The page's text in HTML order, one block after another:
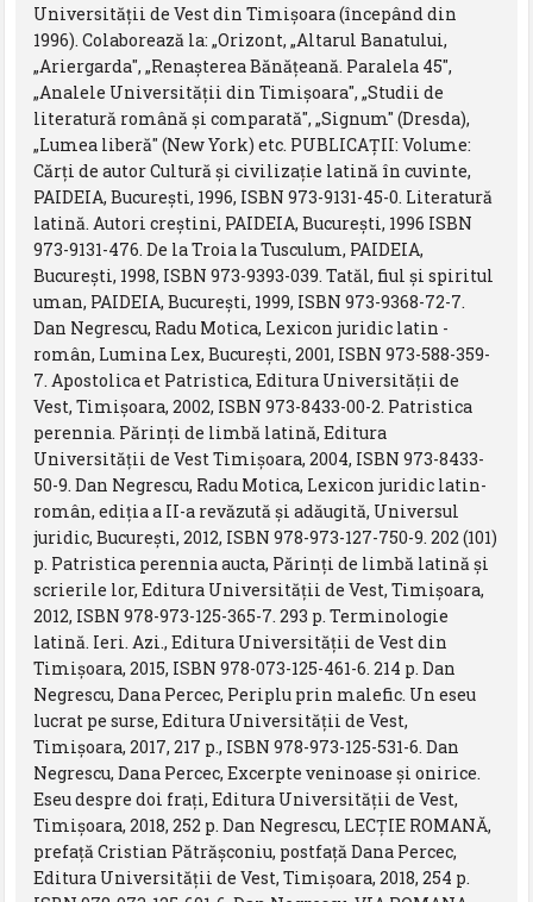
Universităţii de Vest din Timişoara (începând din
1996). Colaborează la: „Orizont, „Altarul Banatului,
„Ariergarda", „Renaşterea Bănăţeană. Paralela 45",
„Analele Universităţii din Timişoara", „Studii de
literatură română şi comparată", „Signum" (Dresda),
„Lumea liberă" (New York) etc. PUBLICAȚII: Volume:
Cărţi de autor Cultură şi civilizaţie latină în cuvinte,
PAIDEIA, Bucureşti, 1996, ISBN 973-9131-45-0. Literatură
latină. Autori creştini, PAIDEIA, Bucureşti, 1996 ISBN
973-9131-476. De la Troia la Tusculum, PAIDEIA,
Bucureşti, 1998, ISBN 973-9393-039. Tatăl, fiul şi spiritul
uman, PAIDEIA, Bucureşti, 1999, ISBN 973-9368-72-7.
Dan Negrescu, Radu Motica, Lexicon juridic latin -
român, Lumina Lex, Bucureşti, 2001, ISBN 973-588-359-
7. Apostolica et Patristica, Editura Universităţii de
Vest, Timişoara, 2002, ISBN 973-8433-00-2. Patristica
perennia. Părinţi de limbă latină, Editura
Universităţii de Vest Timişoara, 2004, ISBN 973-8433-
50-9. Dan Negrescu, Radu Motica, Lexicon juridic latin-
român, ediţia a II-a revăzută şi adăugită, Universul
juridic, Bucureşti, 2012, ISBN 978-973-127-750-9. 202 (101)
p. Patristica perennia aucta, Părinţi de limbă latină şi
scrierile lor, Editura Universităţii de Vest, Timişoara,
2012, ISBN 978-973-125-365-7. 293 p. Terminologie
latină. Ieri. Azi., Editura Universității de Vest din
Timișoara, 2015, ISBN 978-073-125-461-6. 214 p. Dan
Negrescu, Dana Percec, Periplu prin malefic. Un eseu
lucrat pe surse, Editura Universității de Vest,
Timișoara, 2017, 217 p., ISBN 978-973-125-531-6. Dan
Negrescu, Dana Percec, Excerpte veninoase și onirice.
Eseu despre doi frați, Editura Universității de Vest,
Timișoara, 2018, 252 p. Dan Negrescu, LECȚIE ROMANĂ,
prefață Cristian Pătrășconiu, postfață Dana Percec,
Editura Universității de Vest, Timișoara, 2018, 254 p.